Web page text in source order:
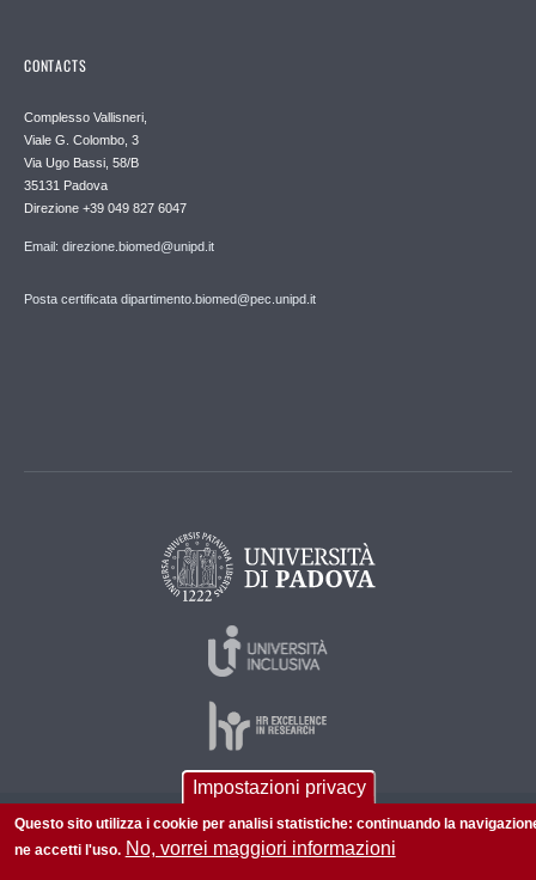
CONTACTS
Complesso Vallisneri,
Viale G. Colombo, 3
Via Ugo Bassi, 58/B
35131 Padova
Direzione +39 049 827 6047
Email: direzione.biomed@unipd.it
Posta certificata dipartimento.biomed@pec.unipd.it
© 2026 Università di Padova - Tutti i diritti riservati
P.I. 00742430283 C.F. 80006480281
Impostazioni privacy
Questo sito utilizza i cookie per analisi statistiche: continuando la
ne accetti l'uso. No, vorrei maggiori informazioni